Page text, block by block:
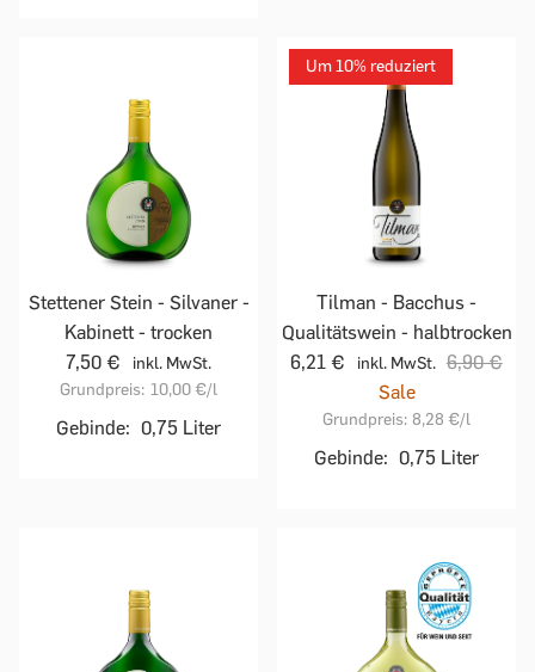
Stettener Stein - Silvaner -
Kabinett - trocken
7,50 €
inkl. MwSt.
Grundpreis: 10,00 €/l
Gebinde: 0,75 Liter
Um 10% reduziert
Tilman - Bacchus -
Qualitätswein - halbtrocken
6,21 €
inkl. MwSt. 6,90 €
Sale
Grundpreis: 8,28 €/l
Gebinde: 0,75 Liter